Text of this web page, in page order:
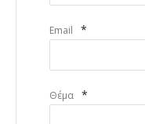
Email *
Θέμα *